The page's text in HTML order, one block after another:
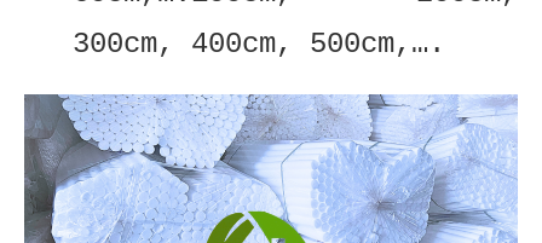
300cm, 400cm, 500cm,….